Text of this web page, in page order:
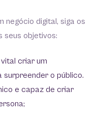
negócio digital, siga os
seus objetivos:
criar um
surpreender o público.
e capaz de criar